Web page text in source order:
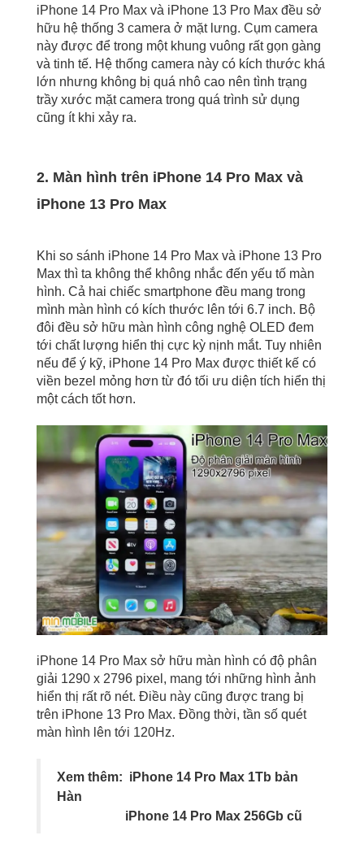
iPhone 14 Pro Max và iPhone 13 Pro Max đều sở
hữu hệ thống 3 camera ở mặt lưng. Cụm camera
này được để trong một khung vuông rất gọn gàng
và tinh tế. Hệ thống camera này có kích thước khá
lớn nhưng không bị quá nhô cao nên tình trạng
trầy xước mặt camera trong quá trình sử dụng
cũng ít khi xảy ra.
2. Màn hình trên iPhone 14 Pro Max và
iPhone 13 Pro Max
Khi so sánh iPhone 14 Pro Max và iPhone 13 Pro
Max thì ta không thể không nhắc đến yếu tố màn
hình. Cả hai chiếc smartphone đều mang trong
mình màn hình có kích thước lên tới 6.7 inch. Bộ
đôi đều sở hữu màn hình công nghệ OLED đem
tới chất lượng hiển thị cực kỳ nịnh mắt. Tuy nhiên
nếu để ý kỹ, iPhone 14 Pro Max được thiết kế có
viền bezel mỏng hơn từ đó tối ưu diện tích hiển thị
một cách tốt hơn.
iPhone 14 Pro Max sở hữu màn hình có độ phân
giải 1290 x 2796 pixel, mang tới những hình ảnh
hiển thị rất rõ nét. Điều này cũng được trang bị
trên iPhone 13 Pro Max. Đồng thời, tần số quét
màn hình lên tới 120Hz.
Xem thêm: iPhone 14 Pro Max 1Tb bản
Hàn
iPhone 14 Pro Max 256Gb cũ